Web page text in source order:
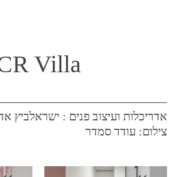
Villa
אדריכלות ועיצוב פנים : ישראלביץ
צילום: עודד סמדר